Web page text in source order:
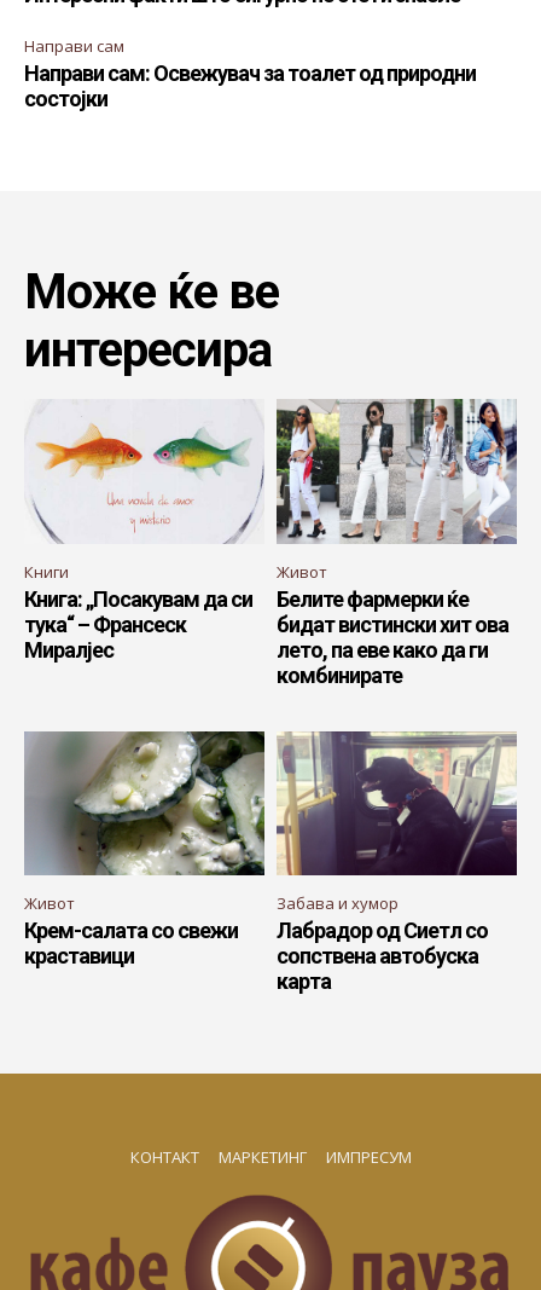
Направи сам
Направи сам: Освежувач за тоалет од природни
состојки
Може ќе ве
интересира
Книги
Книга: „Посакувам да си
тука“ – Франсеск
Миралјес
Живот
Белите фармерки ќе
бидат вистински хит ова
лето, па еве како да ги
комбинирате
Живот
Крем-салата со свежи
краставици
Забава и хумор
Лабрадор од Сиетл со
сопствена автобуска
карта
КОНТАКТ МАРКЕТИНГ ИМПРЕСУМ